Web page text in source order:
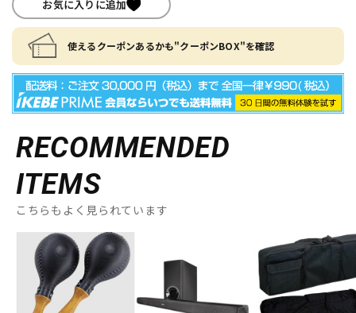
お気に入りに追加
使えるクーポンあるかも"クーポンBOX"を確認
RECOMMENDED
ITEMS
こちらもよく見られています